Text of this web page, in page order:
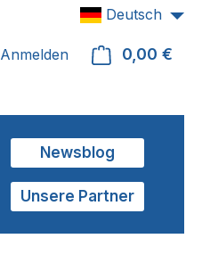
Anmelden 0,00 €
Deutsch
Newsblog
Unsere Partner